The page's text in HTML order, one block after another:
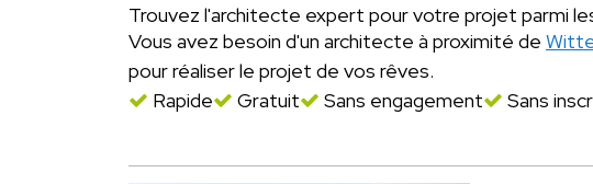
Trouvez l'architecte expert pour votre projet parmi
Vous avez besoin d'un architecte à proximité de
pour réaliser le projet de vos rêves.
Rapide
Gratuit Sans engagement Sans